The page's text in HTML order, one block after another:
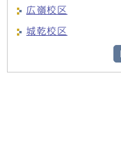
広嶺校区
城乾校区